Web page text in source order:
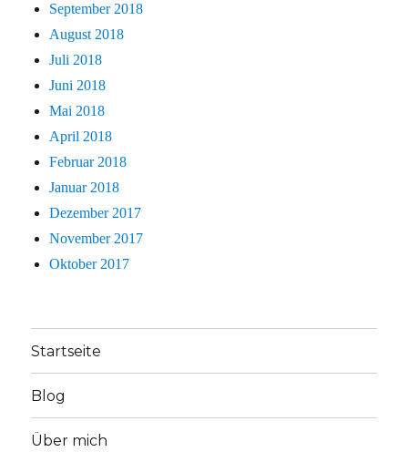
September 2018
August 2018
Juli 2018
Juni 2018
Mai 2018
April 2018
Februar 2018
Januar 2018
Dezember 2017
November 2017
Oktober 2017
Startseite
Blog
Über mich